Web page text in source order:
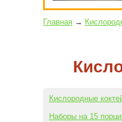
Главная →
Кислородные
Наборы на 15